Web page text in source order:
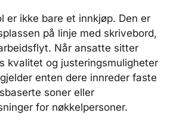
er ikke bare et innkjøp. Den er
på linje med skrivebord,
Når ansatte sitter
kvalitet og justeringsmuligheter
enten dere innreder faste
soner eller
for nøkkelpersoner.